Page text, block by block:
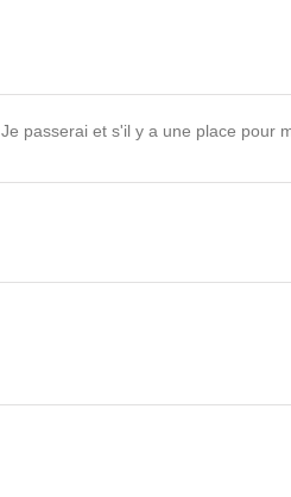
passerai et s'il y a une place pour